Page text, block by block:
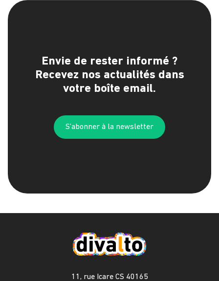
Envie de rester informé ?
Recevez nos actualités dans
votre boîte email.
S’abonner à la newsletter
11, rue Icare CS 40165